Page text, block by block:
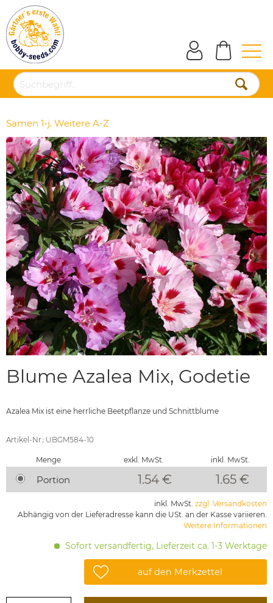
Samen 1-j. Weitere A-Z
Blume Azalea Mix, Godetie
Azalea Mix ist eine herrliche Beetpflanze und Schnittblume
Artikel-Nr.: UBGM584-10
Menge exkl. MwSt. inkl. MwSt.
Portion 1.54 € 1.65 €
inkl. MwSt. zzgl. Versandkosten
Abhängig von der Lieferadresse kann die USt. an der Kasse variieren.
Weitere Informationen
Sofort versandfertig, Lieferzeit ca. 1-3 Werktage
auf den Merkzettel